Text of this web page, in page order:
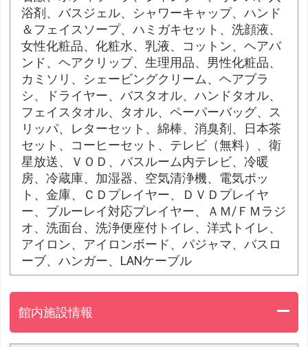
浴剤、バスジェル、シャワーキャップ、ハンド
＆フェイスソープ、ハミガキセット、洗顔液、
女性化粧品、化粧水、乳液、コットン、ヘアバ
ンド、ヘアクリップ、生理用品、男性化粧品、
カミソリ、シェービングクリーム、ヘアブラ
シ、ドライヤー、バスタオル、ハンドタオル、
フェイスタオル、タオル、ペーパーバッグ、ス
リッパ、レターセット、綿棒、消臭剤、日本茶
セット、コーヒーセット、テレビ（無料）、衛
星放送、ＶＯＤ、バスルーム内テレビ、冷暖
房、冷蔵庫、加湿器、空気清浄機、電気ポッ
ト、金庫、ＣＤプレイヤー、ＤＶＤプレイヤ
ー、ブルーレイ対応プレイヤー、ＡＭ/ＦＭラジ
オ、洗面台、洗浄便座付トイレ、洋式トイレ、
アイロン、アイロンボード、パジャマ、バスロ
ーブ、ハンガー、LANケーブル
館内施設情報